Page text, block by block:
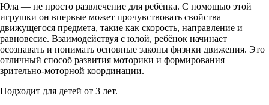
Юла — не просто развлечение для ребёнка. С помощью этой
игрушки он впервые может прочувствовать свойства
движущегося предмета, такие как скорость, направление и
равновесие. Взаимодействуя с юлой, ребёнок начинает
осознавать и понимать основные законы физики движения. Это
отличный способ развития моторики и формирования
зрительно-моторной координации.
Подходит для детей от 3 лет.